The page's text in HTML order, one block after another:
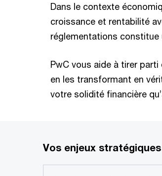
Dans le contexte
croissance et rentabilité
réglementations constitue
PwC vous aide à tirer
en les transformant en
votre solidité financière
Vos enjeux stratégiques